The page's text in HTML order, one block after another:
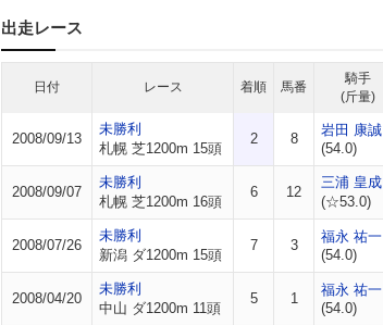
出走レース
日付 レース 着順 馬番
騎手
(斤量)
2008/09/13
未勝利
札幌 芝1200m 15頭
2 8
岩田 康誠
(54.0)
2008/09/07
未勝利
札幌 芝1200m 16頭
6 12
三浦 皇成
(☆53.0)
2008/07/26
未勝利
新潟 ダ1200m 15頭
7 3
福永 祐一
(54.0)
2008/04/20
未勝利
中山 ダ1200m 11頭
5 1
福永 祐一
(54.0)